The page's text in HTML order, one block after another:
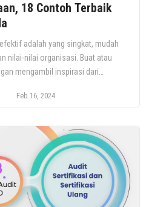
18 Contoh Terbaik
adalah yang singkat, mudah
nilai-nilai organisasi. Buat atau
mengambil inspirasi dari
Feb 16, 2024